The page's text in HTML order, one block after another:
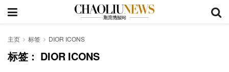
主页 标签 DIOR ICONS
标签： DIOR ICONS